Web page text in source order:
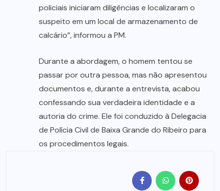
policiais iniciaram diligências e localizaram o
suspeito em um local de armazenamento de
calcário”, informou a PM.
Durante a abordagem, o homem tentou se
passar por outra pessoa, mas não apresentou
documentos e, durante a entrevista, acabou
confessando sua verdadeira identidade e a
autoria do crime. Ele foi conduzido à Delegacia
de Polícia Civil de Baixa Grande do Ribeiro para
os procedimentos legais.